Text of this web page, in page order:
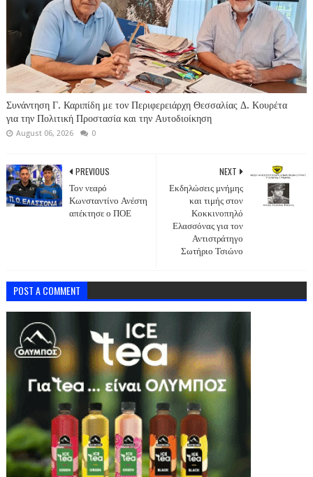
Συνάντηση Γ. Καριπίδη με τον Περιφερειάρχη Θεσσαλίας Δ. Κουρέτα
για την Πολιτική Προστασία και την Αυτοδιοίκηση
August 06, 2026 0
NEXT
Εκδηλώσεις μνήμης
και τιμής στον
Κοκκινοπηλό
Ελασσόνας για τον
Αντιστράτηγο
Σωτήριο Τσιώνο
PREVIOUS
Τον νεαρό
Κωνσταντίνο Ανέστη
απέκτησε ο ΠΟΕ
POST A COMMENT